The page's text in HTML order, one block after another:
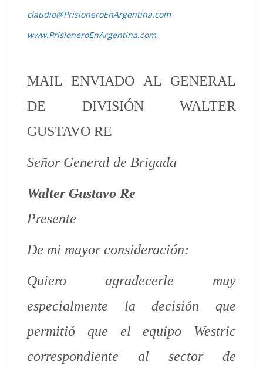
claudio@PrisioneroEnArgentina.com
www.PrisioneroEnArgentina.com
MAIL ENVIADO AL GENERAL
DE DIVISIÓN WALTER
GUSTAVO RE
Señor General de Brigada
Walter Gustavo Re
Presente
De mi mayor consideración:
Quiero agradecerle muy
especialmente la decisión que
permitió que el equipo Westric
correspondiente al sector de